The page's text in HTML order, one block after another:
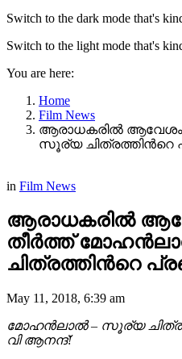
Switch to the dark mode that's
Switch to the light mode that's
You are here:
Home
Film News
ആരാധകരില്‍
സൂര്യ ചിത്രത്തിന്‍റെ
in Film News
ആരാധകരില്‍
തീര്‍ത്ത്
ചിത്രത്തിന്‍റെ
May 11, 2018, 6:39 am
മോഹൻലാൽ – സൂര്യ
വി ആനന്ദ്!